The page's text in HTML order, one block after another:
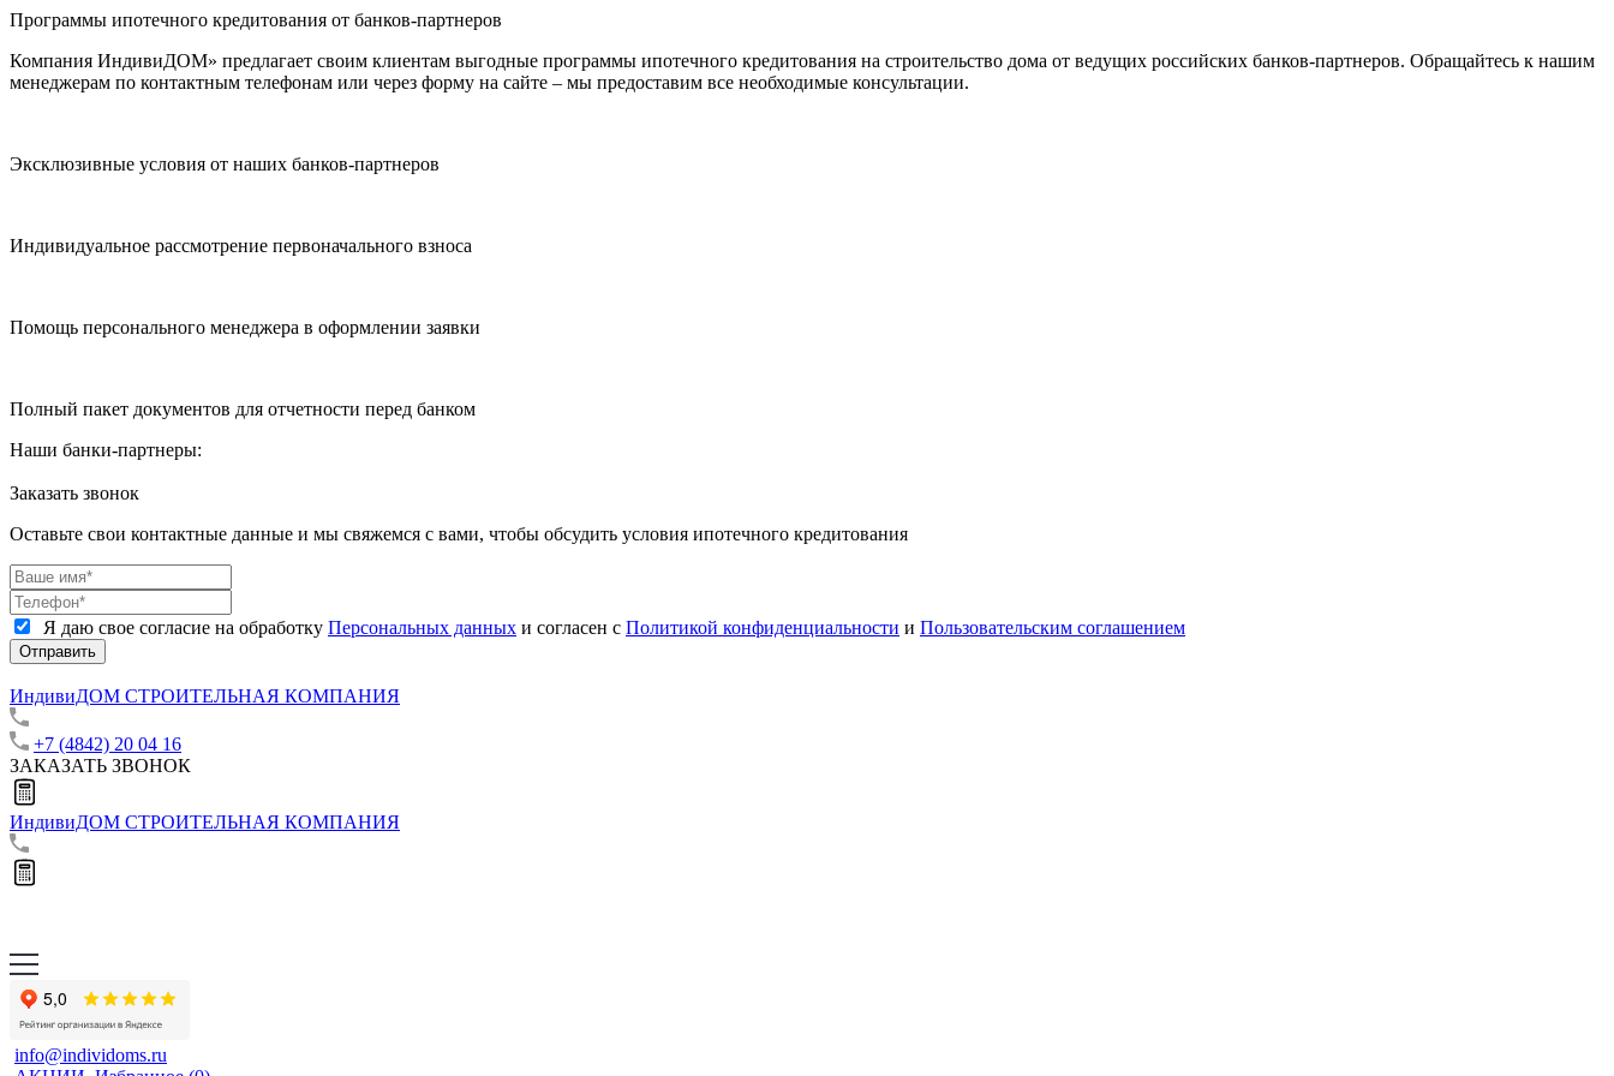
Программы ипотечного кредитования от банков-партнеров
Компания ИндивиДОМ» предлагает своим клиентам выгодные программы ипотечного кредитования на строительство дома от ведущих российских банков-партнеров. Обращайтесь к нашим
менеджерам по контактным телефонам или через форму на сайте – мы предоставим все необходимые консультации.
Эксклюзивные условия от наших банков-партнеров
Индивидуальное рассмотрение первоначального взноса
Помощь персонального менеджера в оформлении заявки
Полный пакет документов для отчетности перед банком
Наши банки-партнеры:
Заказать звонок
Оставьте свои контактные данные и мы свяжемся с вами, чтобы обсудить условия ипотечного кредитования
Я даю свое согласие на обработку Персональных данных и согласен с Политикой конфиденциальности и Пользовательским соглашением
Отправить
ИндивиДОМ СТРОИТЕЛЬНАЯ КОМПАНИЯ
+7 (4842) 20 04 16
ЗАКАЗАТЬ ЗВОНОК
ИндивиДОМ СТРОИТЕЛЬНАЯ КОМПАНИЯ
info@individoms.ru